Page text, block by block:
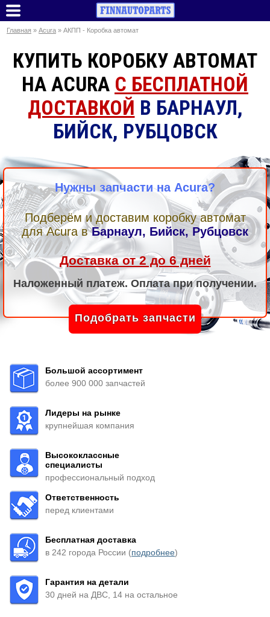
Главная » Acura » АКПП - Коробка автомат
КУПИТЬ КОРОБКУ АВТОМАТ
НА ACURA С БЕСПЛАТНОЙ
ДОСТАВКОЙ В БАРНАУЛ,
БИЙСК, РУБЦОВСК
Нужны запчасти на Acura?
Подберём и доставим коробку автомат
для Acura вБарнаул, Бийск, Рубцовск
Доставка от 2 до 6 дней
Наложенный платеж. Оплата при получении.
Подобрать запчасти
Большой ассортимент
более 900 000 запчастей
Лидеры на рынке
крупнейшая компания
Высококлассные
специалисты
профессиональный подход
Ответственность
перед клиентами
Бесплатная доставка
в 242 города России (подробнее)
Гарантия на детали
30 дней на ДВС, 14 на остальное